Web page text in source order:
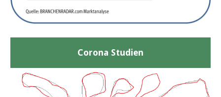
Corona Studien